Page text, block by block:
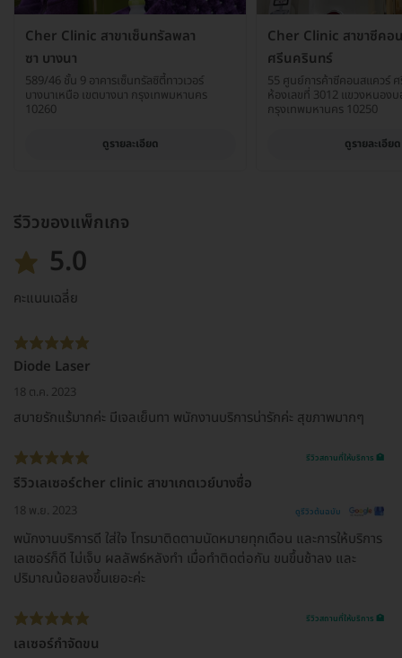
Cher Clinic สาขาเซ็นทรัลพลา
ซา บางนา
589/46 ชั้น 9 อาคารเซ็นทรัลซิตี้ทาวเวอร์
บางนาเหนือ เขตบางนา กรุงเทพมหานคร
10260
ดูรายละเอียด
Cher Clinic สาขาซีคอ
ศรีนครินทร์
55 ศูนย์การค้าซีคอนสแควร์
ห้องเลขที่ 3012 แขวงหนองบ
กรุงเทพมหานคร 10250
ดูรายละเอียด
รีวิวของแพ็กเกจ
5.0
คะแนนเฉลี่ย
Diode Laser
18 ต.ค. 2023
สบายรักแร้มากค่ะ มีเจลเย็นทา พนักงานบริการน่ารักค่ะ สุขภาพมากๆ
รีวิวสถานที่ให้บริการ 🏥
รีวิวเลเซอร์cher clinic สาขาเกตเวย์บางซื่อ
18 พ.ย. 2023 ดูรีวิวต้นฉบับ
พนักงานบริการดี ใส่ใจ โทรมาติดตามนัดหมายทุกเดือน และการให้บริการ
เลเซอร์ก็ดี ไม่เจ็บ ผลลัพธ์หลังทำ เมื่อทำติดต่อกัน ขนขึ้นช้าลง และ
ปริมาณน้อยลงขึ้นเยอะค่ะ
รีวิวสถานที่ให้บริการ 🏥
เลเซอร์กำจัดขน